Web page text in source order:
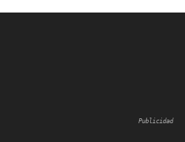
Publicidad